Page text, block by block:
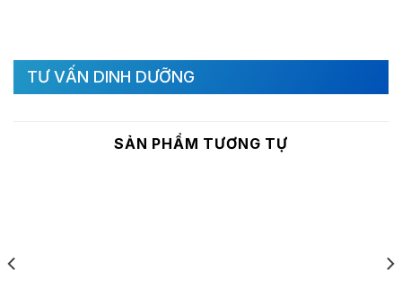
TƯ VẤN DINH DƯỠNG
SẢN PHẨM TƯƠNG TỰ